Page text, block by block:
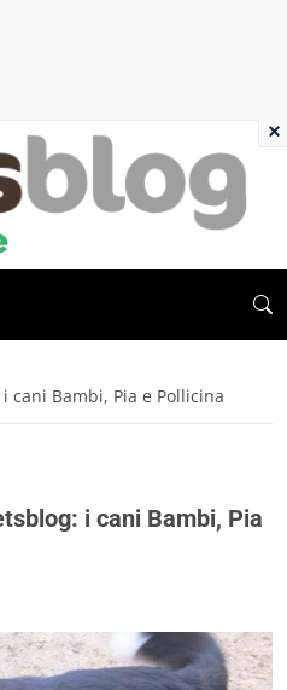
cani Bambi, Pia e Pollicina
i cani Bambi, Pia
×